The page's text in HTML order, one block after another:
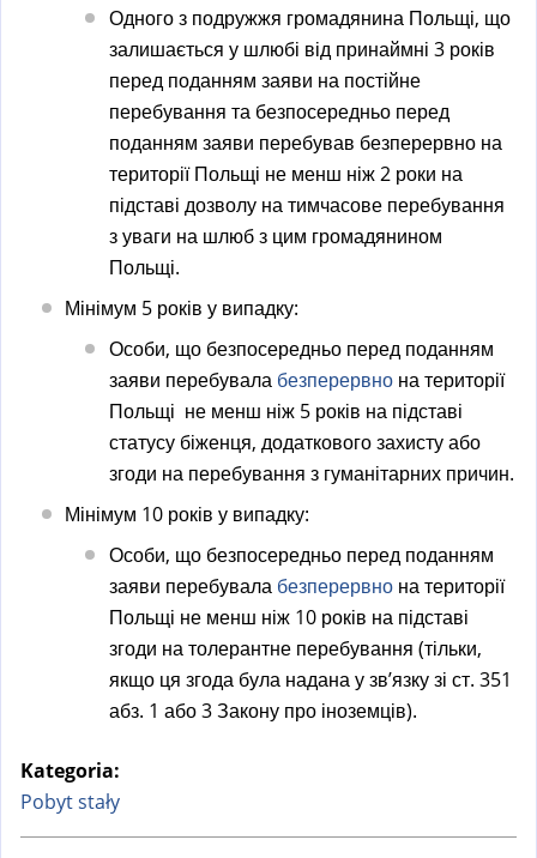
Одного з подружжя громадянина Польщі, що
залишається у шлюбі від принаймні 3 років
перед поданням заяви на постійне
перебування та безпосередньо перед
поданням заяви перебував безперервно на
території Польщі не менш ніж 2 роки на
підставі дозволу на тимчасове перебування
з уваги на шлюб з цим громадянином
Польщі.
Мінімум 5 років у випадку:
Особи, що безпосередньо перед поданням
заяви перебувала безперервно на території
Польщі не менш ніж 5 років на підставі
статусу біженця, додаткового захисту або
згоди на перебування з гуманітарних причин.
Мінімум 10 років у випадку:
Особи, що безпосередньо перед поданням
заяви перебувалабезперервнона території
Польщі не менш ніж 10 років на підставі
згоди на толерантне перебування (тільки,
якщо ця згода була надана у зв’язку зі ст. 351
абз. 1 або 3 Закону про іноземців).
Kategoria:
Pobyt stały